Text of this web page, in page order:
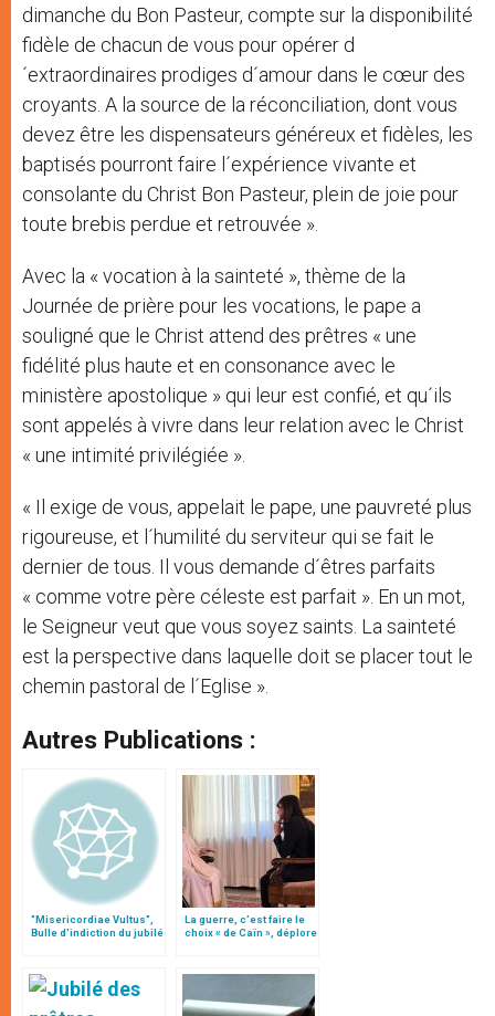
dimanche du Bon Pasteur, compte sur la disponibilité
fidèle de chacun de vous pour opérer d
´extraordinaires prodiges d´amour dans le cœur des
croyants. A la source de la réconciliation, dont vous
devez être les dispensateurs généreux et fidèles, les
baptisés pourront faire l´expérience vivante et
consolante du Christ Bon Pasteur, plein de joie pour
toute brebis perdue et retrouvée ».
Avec la « vocation à la sainteté », thème de la
Journée de prière pour les vocations, le pape a
souligné que le Christ attend des prêtres « une
fidélité plus haute et en consonance avec le
ministère apostolique » qui leur est confié, et qu´ils
sont appelés à vivre dans leur relation avec le Christ
« une intimité privilégiée ».
« Il exige de vous, appelait le pape, une pauvreté plus
rigoureuse, et l´humilité du serviteur qui se fait le
dernier de tous. Il vous demande d´êtres parfaits
« comme votre père céleste est parfait ». En un mot,
le Seigneur veut que vous soyez saints. La sainteté
est la perspective dans laquelle doit se placer tout le
chemin pastoral de l´Eglise ».
Autres Publications :
"Misericordiae Vultus",
Bulle d'indiction du jubilé
La guerre, c’est faire le
choix « de Caïn », déplore